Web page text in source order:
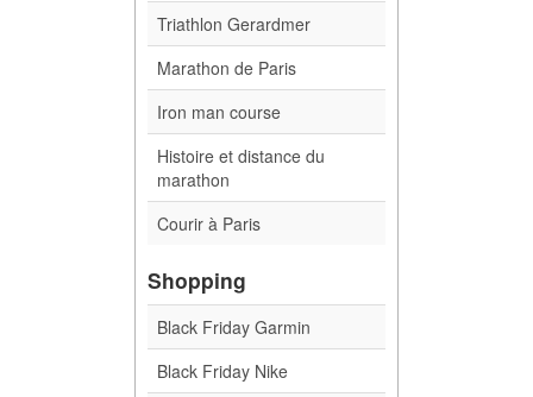
Triathlon Gerardmer
Marathon de Paris
Iron man course
Histoire et distance du
marathon
Courir à Paris
Shopping
Black Friday Garmin
Black Friday Nike